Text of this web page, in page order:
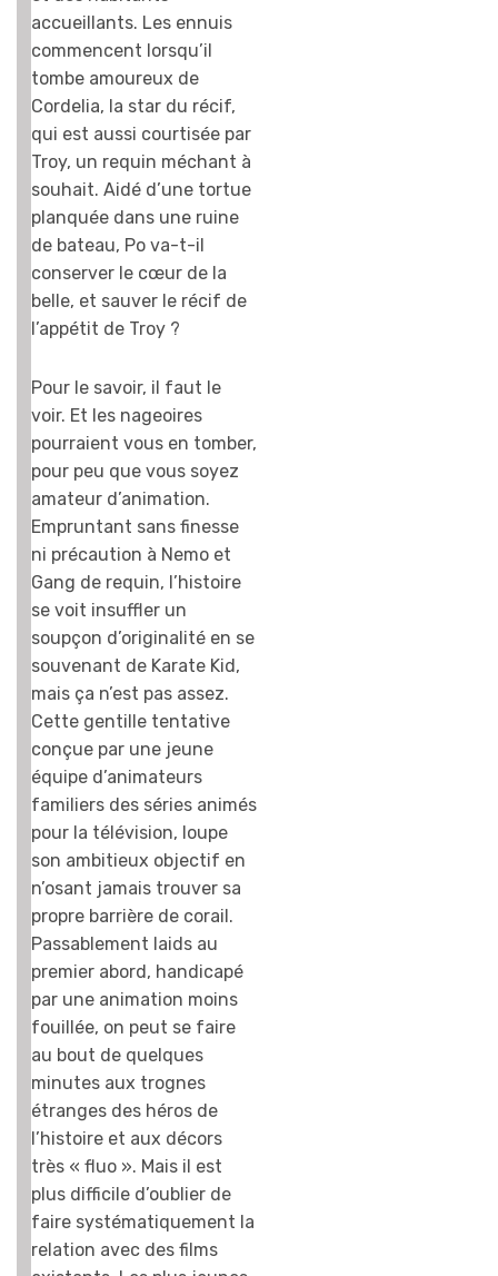
accueillants. Les ennuis
commencent lorsqu’il
tombe amoureux de
Cordelia, la star du récif,
qui est aussi courtisée par
Troy, un requin méchant à
souhait. Aidé d’une tortue
planquée dans une ruine
de bateau, Po va-t-il
conserver le cœur de la
belle, et sauver le récif de
l’appétit de Troy ?
Pour le savoir, il faut le
voir. Et les nageoires
pourraient vous en tomber,
pour peu que vous soyez
amateur d’animation.
Empruntant sans finesse
ni précaution à Nemo et
Gang de requin, l’histoire
se voit insuffler un
soupçon d’originalité en se
souvenant de Karate Kid,
mais ça n’est pas assez.
Cette gentille tentative
conçue par une jeune
équipe d’animateurs
familiers des séries animés
pour la télévision, loupe
son ambitieux objectif en
n’osant jamais trouver sa
propre barrière de corail.
Passablement laids au
premier abord, handicapé
par une animation moins
fouillée, on peut se faire
au bout de quelques
minutes aux trognes
étranges des héros de
l’histoire et aux décors
très « fluo ». Mais il est
plus difficile d’oublier de
faire systématiquement la
relation avec des films